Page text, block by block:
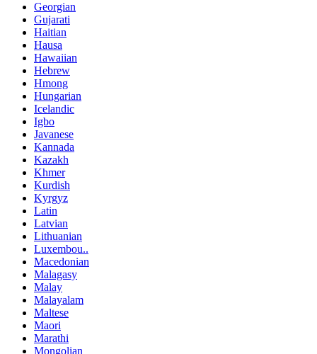
Georgian
Gujarati
Haitian
Hausa
Hawaiian
Hebrew
Hmong
Hungarian
Icelandic
Igbo
Javanese
Kannada
Kazakh
Khmer
Kurdish
Kyrgyz
Latin
Latvian
Lithuanian
Luxembou..
Macedonian
Malagasy
Malay
Malayalam
Maltese
Maori
Marathi
Mongolian